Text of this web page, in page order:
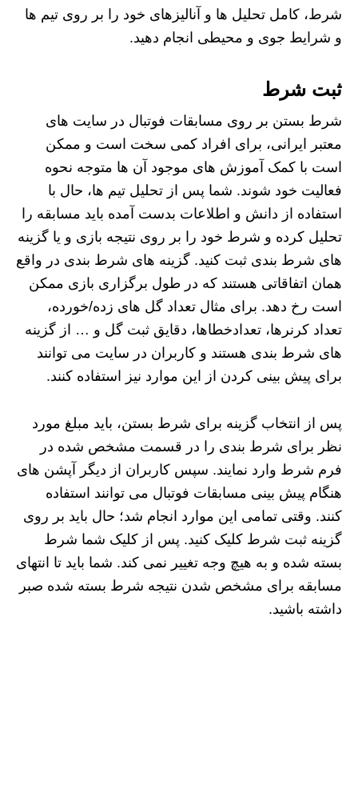
شرط، کامل تحلیل ها و آنالیزهای خود را بر روی تیم ها
و شرایط جوی و محیطی انجام دهید.
ثبت شرط
شرط بستن بر روی مسابقات فوتبال در سایت های
معتبر ایرانی، برای افراد کمی سخت است و ممکن
است با کمک آموزش های موجود آن ها متوجه نحوه
فعالیت خود شوند. شما پس از تحلیل تیم ها، حال با
استفاده از دانش و اطلاعات بدست آمده باید مسابقه را
تحلیل کرده و شرط خود را بر روی نتیجه بازی و یا گزینه
های شرط بندی ثبت کنید. گزینه های شرط بندی در واقع
همان اتفاقاتی هستند که در طول برگزاری بازی ممکن
است رخ دهد. برای مثال تعداد گل های زده/خورده،
تعداد کرنرها، تعدادخطاها، دقایق ثبت گل و … از گزینه
های شرط بندی هستند و کاربران در سایت می توانند
برای پیش بینی کردن از این موارد نیز استفاده کنند.
پس از انتخاب گزینه برای شرط بستن، باید مبلغ مورد
نظر برای شرط بندی را در قسمت مشخص شده در
فرم شرط وارد نمایند. سپس کاربران از دیگر آپشن های
هنگام پیش بینی مسابقات فوتبال می توانند استفاده
کنند. وقتی تمامی این موارد انجام شد؛ حال باید بر روی
گزینه ثبت شرط کلیک کنید. پس از کلیک شما شرط
بسته شده و به هیچ وجه تغییر نمی کند. شما باید تا انتهای
مسابقه برای مشخص شدن نتیجه شرط بسته شده صبر
داشته باشید.